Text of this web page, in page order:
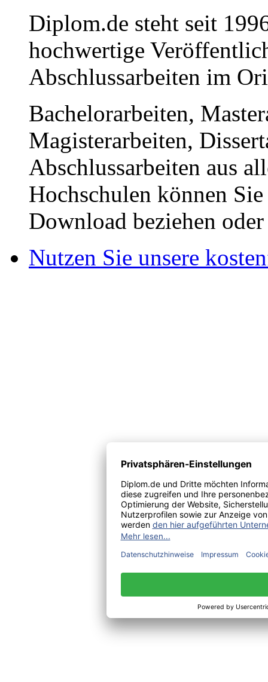
Diplom.de steht seit
hochwertige
Abschlussarbeiten im
Bachelorarbeiten,
Magisterarbeiten,
Abschlussarbeiten aus
Hochschulen können
Download beziehen
Nutzen Sie unsere